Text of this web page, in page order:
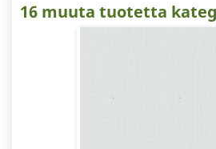
16 muuta tuotetta